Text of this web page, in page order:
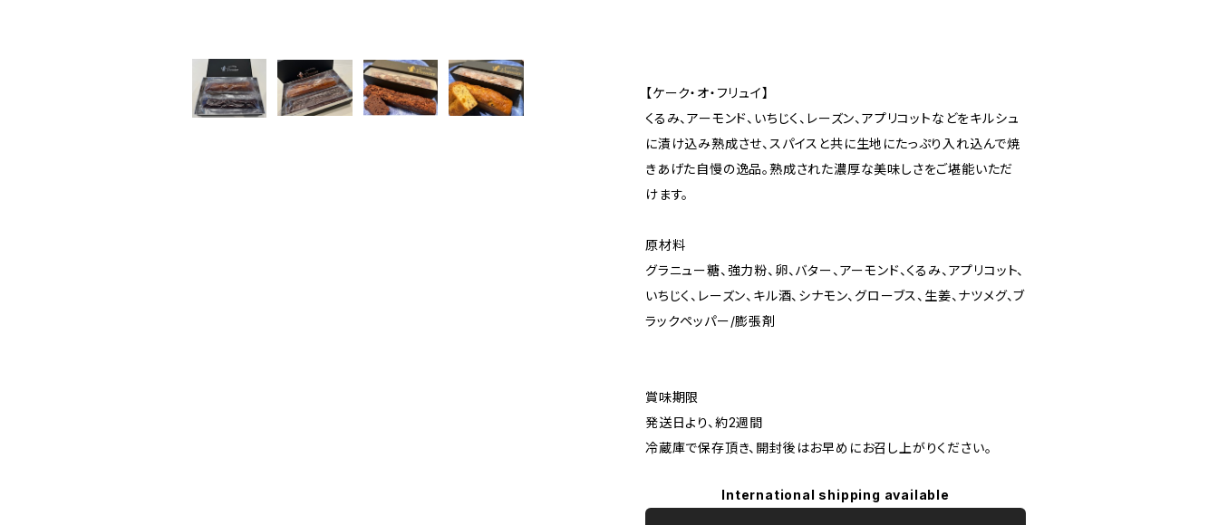
【ケーク・オ・フリュイ】
くるみ、アーモンド、いちじく、レーズン、アプリコットなどをキルシュ
に漬け込み熟成させ、スパイスと共に生地にたっぷり入れ込んで焼
きあげた自慢の逸品。熟成された濃厚な美味しさをご堪能いただ
けます。
原材料
グラニュー糖、強力粉、卵、バター、アーモンド、くるみ、アプリコット、
いちじく、レーズン、キル酒、シナモン、グローブス、生姜、ナツメグ、ブ
ラックペッパー/膨張剤
賞味期限
発送日より、約2週間
冷蔵庫で保存頂き、開封後はお早めにお召し上がりください。
International shipping available